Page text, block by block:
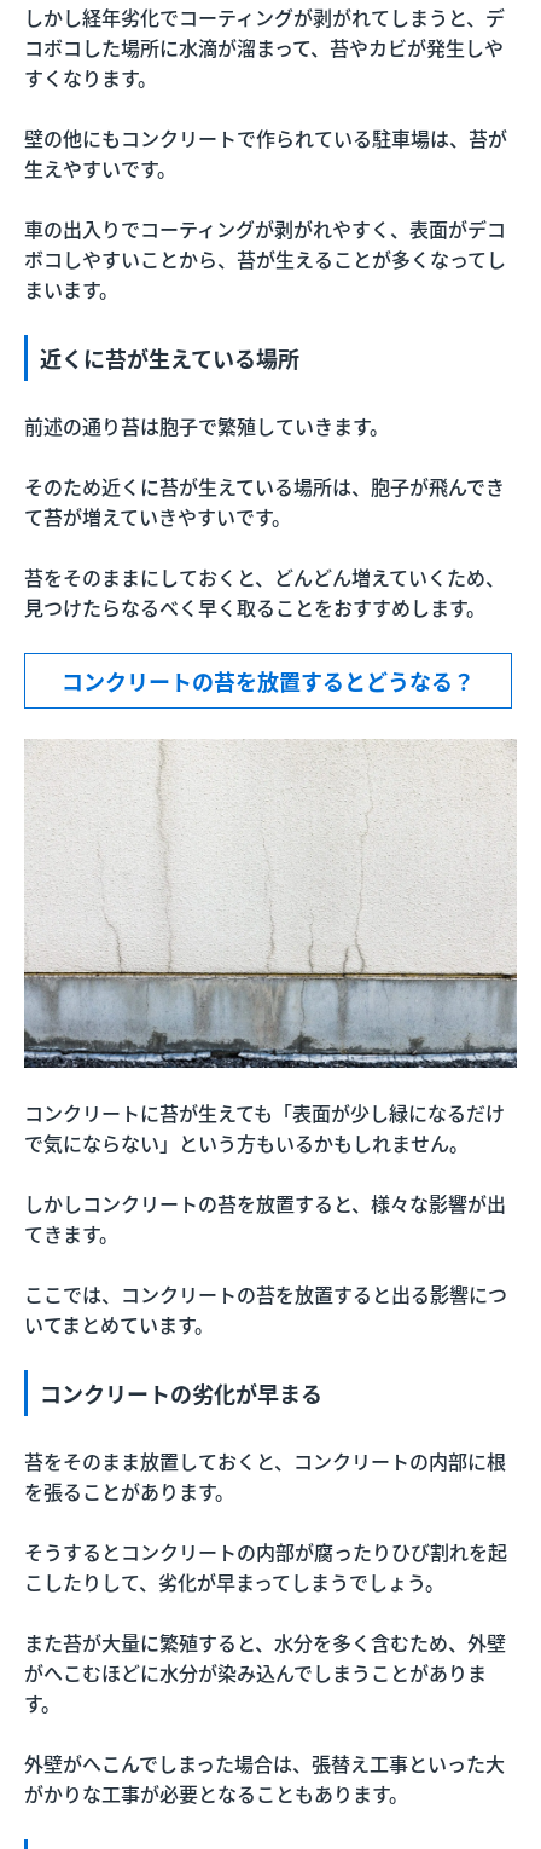
しかし経年劣化でコーティングが剥がれてしまうと、デ
コボコした場所に水滴が溜まって、苔やカビが発生しや
すくなります。
壁の他にもコンクリートで作られている駐車場は、苔が
生えやすいです。
車の出入りでコーティングが剥がれやすく、表面がデコ
ボコしやすいことから、苔が生えることが多くなってし
まいます。
近くに苔が生えている場所
前述の通り苔は胞子で繁殖していきます。
そのため近くに苔が生えている場所は、胞子が飛んでき
て苔が増えていきやすいです。
苔をそのままにしておくと、どんどん増えていくため、
見つけたらなるべく早く取ることをおすすめします。
コンクリートの苔を放置するとどうなる？
コンクリートに苔が生えても「表面が少し緑になるだけ
で気にならない」という方もいるかもしれません。
しかしコンクリートの苔を放置すると、様々な影響が出
てきます。
ここでは、コンクリートの苔を放置すると出る影響につ
いてまとめています。
コンクリートの劣化が早まる
苔をそのまま放置しておくと、コンクリートの内部に根
を張ることがあります。
そうするとコンクリートの内部が腐ったりひび割れを起
こしたりして、劣化が早まってしまうでしょう。
また苔が大量に繁殖すると、水分を多く含むため、外壁
がへこむほどに水分が染み込んでしまうことがありま
す。
外壁がへこんでしまった場合は、張替え工事といった大
がかりな工事が必要となることもあります。